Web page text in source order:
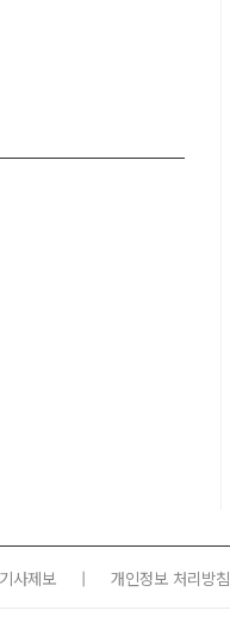
기사제보 개인정보 처리방침